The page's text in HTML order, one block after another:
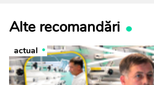
Alte recomandări
actual